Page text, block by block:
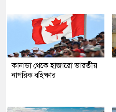
কানাডা থেকে হাজারো ভারতীয়
নাগরিক বহিষ্কার